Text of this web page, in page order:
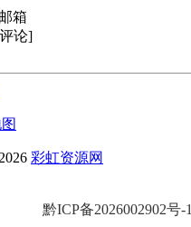
箱
论]
彩虹资源网
黔ICP备2026002902号-1